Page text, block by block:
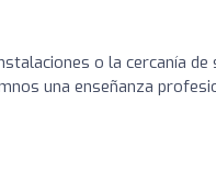
o la cercanía de
una enseñanza